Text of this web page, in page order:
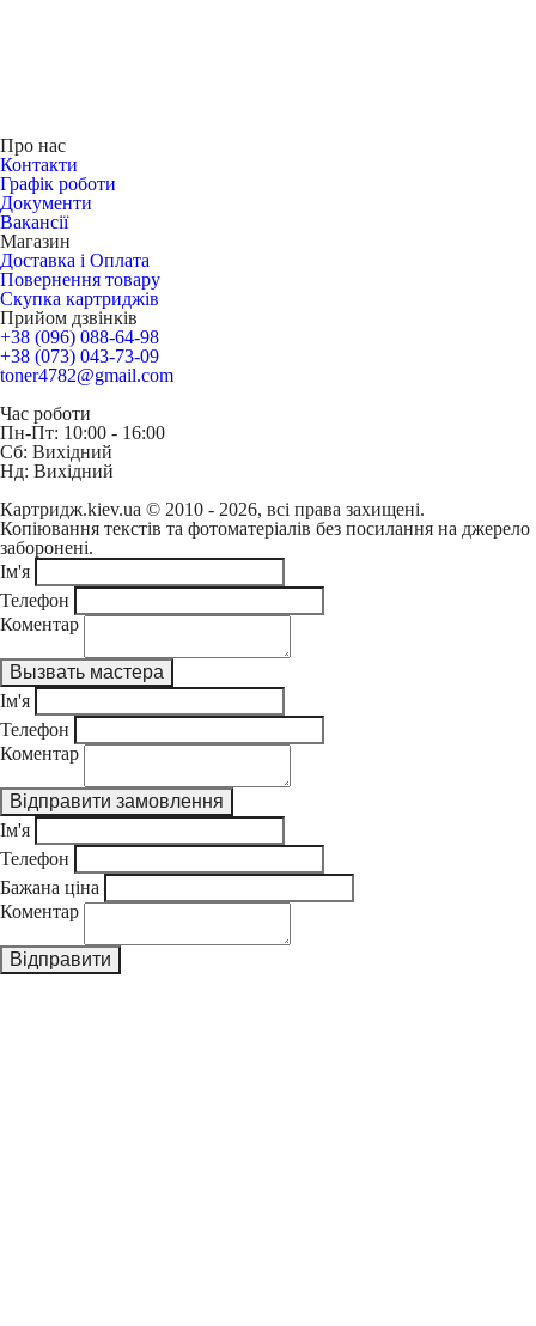
Про нас
Контакти
Графік роботи
Документи
Вакансії
Магазин
Доставка і Оплата
Повернення товару
Скупка картриджів
Прийом дзвінків
+38 (096) 088-64-98
+38 (073) 043-73-09
toner4782@gmail.com
Час роботи
Пн-Пт: 10:00 - 16:00
Сб: Вихідний
Нд: Вихідний
Картридж.kiev.ua © 2010 - 2026, всі права захищені.
Копіювання текстів та фотоматеріалів без посилання на джерело
заборонені.
Ім'я
Телефон
Коментар
Ім'я
Телефон
Коментар
Ім'я
Телефон
Бажана ціна
Коментар